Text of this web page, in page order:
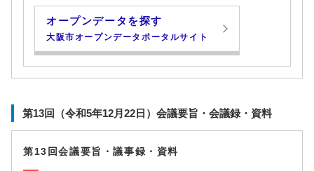
オープンデータを探す
大阪市オープンデータポータルサイト
第13回（令和5年12月22日）会議要旨・会議録・資料
第13回会議要旨・議事録・資料